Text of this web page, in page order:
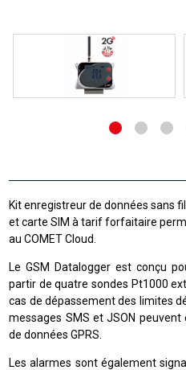
Kit enregistreur de données sans
et carte SIM à tarif forfaitaire
au COMET Cloud.
Le GSM Datalogger est conçu
partir de quatre sondes Pt1000
cas de dépassement des limites
messages SMS et JSON
de données GPRS.
Les alarmes sont également